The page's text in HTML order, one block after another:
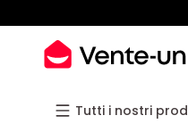
Tutti i nostri